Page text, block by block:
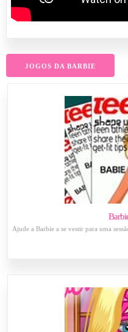
JOGOS DA BARBIE
Ajude a Barbie a se vestir para uma